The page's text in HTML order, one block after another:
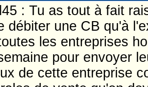
: Tu as tout à fait
débiter une CB qu'à
les entreprises
pour envoyer
de cette entreprise